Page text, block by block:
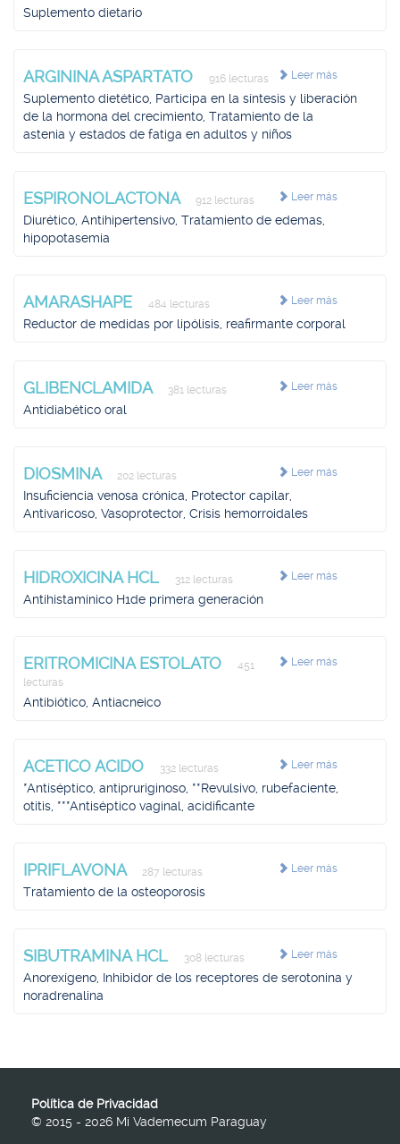
Suplemento dietario
Leer más
ARGININA ASPARTATO 916 lecturas
Suplemento dietético, Participa en la síntesis y liberación
de la hormona del crecimiento, Tratamiento de la
astenia y estados de fatiga en adultos y niños
Leer más
ESPIRONOLACTONA 912 lecturas
Diurético, Antihipertensivo, Tratamiento de edemas,
hipopotasemia
Leer más
AMARASHAPE 484 lecturas
Reductor de medidas por lipólisis, reafirmante corporal
Leer más
GLIBENCLAMIDA 381 lecturas
Antidiabético oral
Leer más
DIOSMINA 202 lecturas
Insuficiencia venosa crónica, Protector capilar,
Antivaricoso, Vasoprotector, Crisis hemorroidales
Leer más
HIDROXICINA HCL 312 lecturas
Antihistamínico H1de primera generación
Leer más
ERITROMICINA ESTOLATO
451
lecturas
Antibiótico, Antiacneico
Leer más
ACETICO ACIDO 332 lecturas
*Antiséptico, antipruriginoso, **Revulsivo, rubefaciente,
otitis, ***Antiséptico vaginal, acidificante
Leer más
IPRIFLAVONA 287 lecturas
Tratamiento de la osteoporosis
Leer más
SIBUTRAMINA HCL 308 lecturas
Anorexígeno, Inhibidor de los receptores de serotonina y
noradrenalina
Política de Privacidad
© 2015 - 2026 Mi Vademecum Paraguay